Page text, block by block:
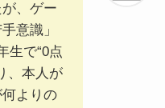
、ゲー
意識」
生で“0点
、本人が
よりの